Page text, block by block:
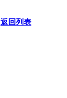
返回列表